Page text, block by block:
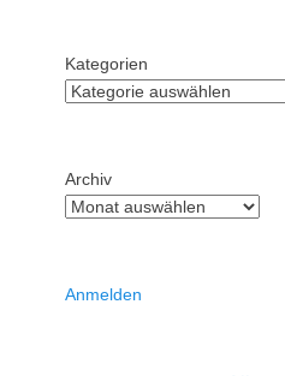
Kategorien
Archiv
Anmelden